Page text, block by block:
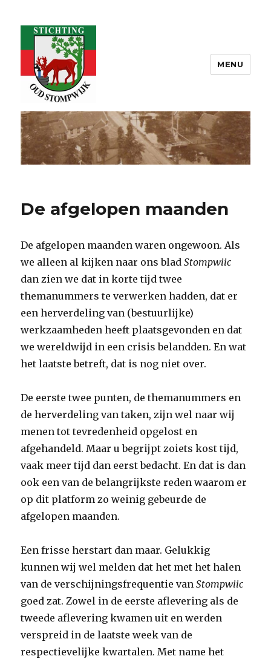
Oud Stompwijk
MENU
De afgelopen maanden
De afgelopen maanden waren ongewoon. Als
we alleen al kijken naar ons bladStompwiic
dan zien we dat in korte tijd twee
themanummers te verwerken hadden, dat er
een herverdeling van (bestuurlijke)
werkzaamheden heeft plaatsgevonden en dat
we wereldwijd in een crisis belandden. En wat
het laatste betreft, dat is nog niet over.
De eerste twee punten, de themanummers en
de herverdeling van taken, zijn wel naar wij
menen tot tevredenheid opgelost en
afgehandeld. Maar u begrijpt zoiets kost tijd,
vaak meer tijd dan eerst bedacht. En dat is dan
ook een van de belangrijkste reden waarom er
op dit platform zo weinig gebeurde de
afgelopen maanden.
Een frisse herstart dan maar. Gelukkig
kunnen wij wel melden dat het met het halen
van de verschijningsfrequentie vanStompwiic
goed zat. Zowel in de eerste aflevering als de
tweede aflevering kwamen uit en werden
verspreid in de laatste week van de
respectievelijke kwartalen. Met name het